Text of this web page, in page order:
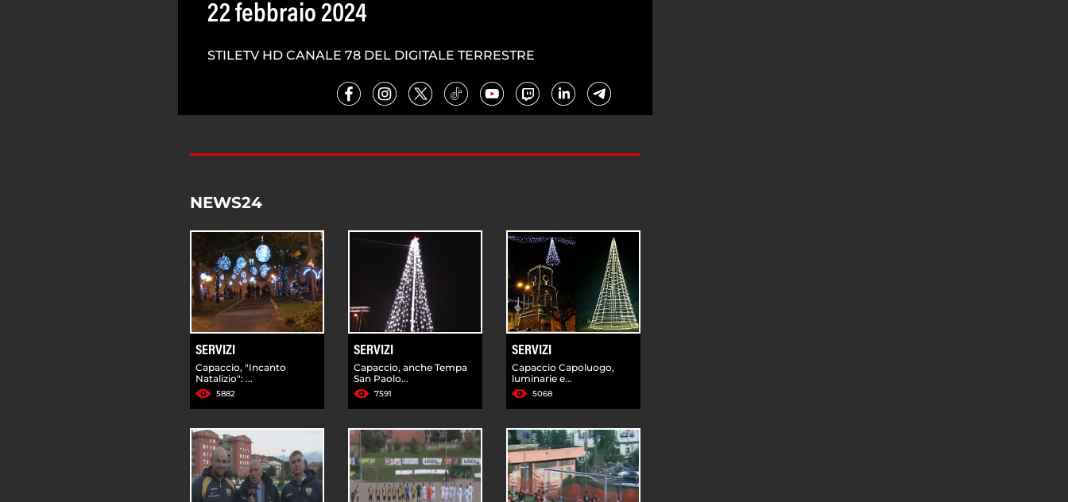
22 febbraio 2024
STILETV HD CANALE 78 DEL DIGITALE TERRESTRE
NEWS24
SERVIZI
Capaccio, "Incanto
Natalizio": ...
5882
SERVIZI
Capaccio, anche Tempa
San Paolo...
7591
SERVIZI
Capaccio Capoluogo,
luminarie e...
5068